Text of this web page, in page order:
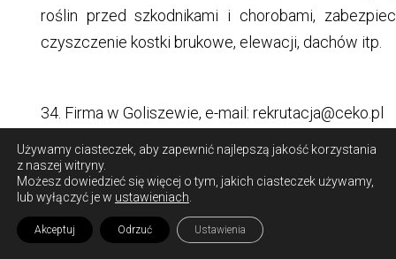
roślin przed szkodnikami i chorobami,
czyszczenie kostki brukowe, elewacji, dachów itp.
34. Firma w Goliszewie, e-mail: rekrutacja@ceko.pl
zatrudni na stanowisko:
Operator maszyn (K/M)
Używamy ciasteczek, aby zapewnić najlepszą jakość korzystania
z naszej witryny.
Możesz dowiedzieć się więcej o tym, jakich ciasteczek używamy,
lub wyłączyć je w ustawieniach
Akceptuj Odrzuć Ustawienia